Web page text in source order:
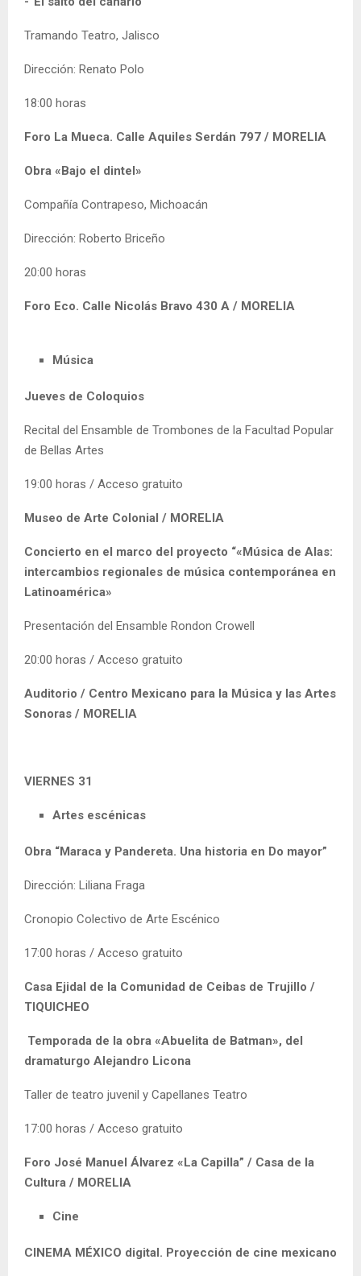
Tramando Teatro, Jalisco
Dirección: Renato Polo
18:00 horas
Foro La Mueca. Calle Aquiles Serdán 797 / MORELIA
Obra «Bajo el dintel»
Compañía Contrapeso, Michoacán
Dirección: Roberto Briceño
20:00 horas
Foro Eco. Calle Nicolás Bravo 430 A / MORELIA
Música
Jueves de Coloquios
Recital del Ensamble de Trombones de la Facultad Popular
de Bellas Artes
19:00 horas / Acceso gratuito
Museo de Arte Colonial / MORELIA
Concierto en el marco del proyecto “«Música de Alas:
intercambios regionales de música contemporánea en
Latinoamérica»
Presentación del Ensamble Rondon Crowell
20:00 horas / Acceso gratuito
Auditorio / Centro Mexicano para la Música y las Artes
Sonoras / MORELIA
VIERNES 31
Artes escénicas
Obra “Maraca y Pandereta. Una historia en Do mayor”
Dirección: Liliana Fraga
Cronopio Colectivo de Arte Escénico
17:00 horas / Acceso gratuito
Casa Ejidal de la Comunidad de Ceibas de Trujillo /
TIQUICHEO
Temporada de la obra «Abuelita de Batman», del
dramaturgo Alejandro Licona
Taller de teatro juvenil y Capellanes Teatro
17:00 horas / Acceso gratuito
Foro José Manuel Álvarez «La Capilla” / Casa de la
Cultura / MORELIA
Cine
CINEMA MÉXICO digital. Proyección de cine mexicano